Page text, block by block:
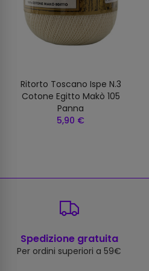
Ritorto Toscano Ispe N.3
Cotone Egitto Makò 105
Panna
5,90 €
Spedizione gratuita
Per ordini superiori a 59€